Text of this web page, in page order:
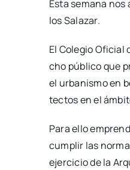
Esta sema­na
los Sala­zar.
El Cole­gio
cho públi­co que
el urba­nis­mo en
tec­tos en el
Para ello
cum­plir las
ejer­ci­cio de la